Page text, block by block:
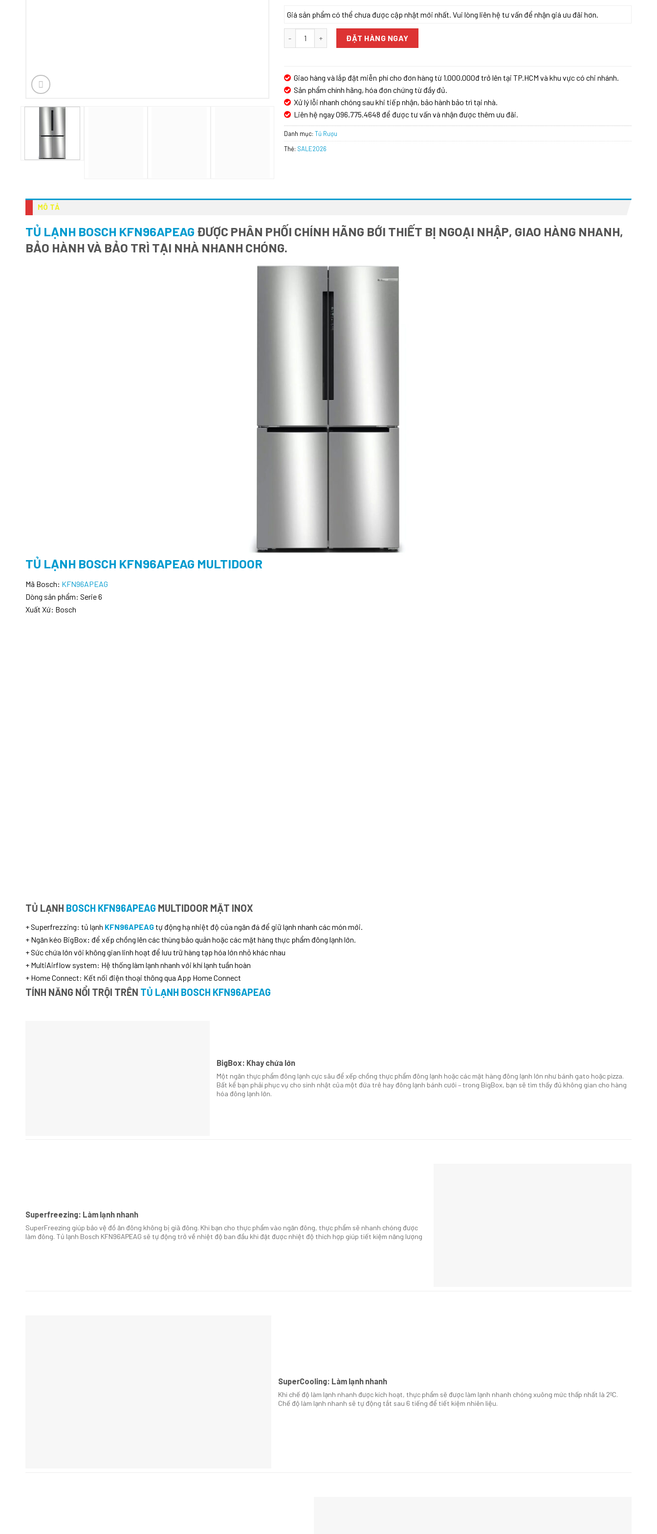
Giá sản phẩm có thể chưa được cập nhật mới nhất. Vui lòng liên hệ tư vấn để nhận giá ưu đãi hơn.
TỦ LẠNH BOSCH KFN96APEAG số lượng
ĐẶT HÀNG NGAY
Giao hàng và lắp đặt miễn phí cho đơn hàng từ 1.000.000đ trở lên tại TP.HCM và khu vực có chi nhánh.
Sản phẩm chính hãng, hóa đơn chứng từ đầy đủ.
Xử lý lỗi nhanh chóng sau khi tiếp nhận, bảo hành bảo trì tại nhà.
Liên hệ ngay 096.775.4648 để được tư vấn và nhận được thêm ưu đãi.
Danh mục:Tủ Rượu
Thẻ: SALE2026
MÔ TẢ
TỦ LẠNH BOSCH KFN96APEAG ĐƯỢC PHÂN PHỐI CHÍNH HÃNG BỚI THIẾT BỊ NGOẠI NHẬP, GIAO HÀNG NHANH,
BẢO HÀNH VÀ BẢO TRÌ TẠI NHÀ NHANH CHÓNG.
TỦ LẠNH BOSCH KFN96APEAG MULTIDOOR
Mã Bosch: KFN96APEAG
Dòng sản phẩm: Serie 6
Xuất Xứ: Bosch
TỦ LẠNH BOSCH KFN96APEAG MULTIDOOR MẶT INOX
+ Superfrezzing: tủ lạnh KFN96APEAGtự động hạ nhiệt độ của ngăn đá để giữ lạnh nhanh các món mới.
+ Ngăn kéo BigBox: để xếp chồng lên các thùng bảo quản hoặc các mặt hàng thực phẩm đông lạnh lớn.
+ Sức chứa lớn với không gian linh hoạt để lưu trữ hàng tạp hóa lớn nhỏ khác nhau
+ MultiAirflow system: Hệ thống làm lạnh nhanh với khí lạnh tuần hoàn
+ Home Connect: Kết nối điện thoại thông qua App Home Connect
TÍNH NĂNG NỔI TRỘI TRÊN TỦ LẠNH BOSCH KFN96APEAG
BigBox: Khay chứa lớn
Một ngăn thực phẩm đông lạnh cực sâu để xếp chồng thực phẩm đông lạnh hoặc các mặt hàng đông lạnh lớn như bánh gato hoặc pizza.
Bất kể bạn phải phục vụ cho sinh nhật của một đứa trẻ hay đông lạnh bánh cưới – trong BigBox, bạn sẽ tìm thấy đủ không gian cho hàng
hóa đông lạnh lớn.
Superfreezing: Làm lạnh nhanh
SuperFreezing giúp bảo vệ đồ ăn đông không bị giã đông. Khi bạn cho thực phẩm vào ngăn đông, thực phẩm sẽ nhanh chóng được
làm đông. Tủ lạnh Bosch KFN96APEAG sẽ tự động trở về nhiệt độ ban đầu khi đặt được nhiệt độ thích hợp giúp tiết kiệm năng lượng
SuperCooling: Làm lạnh nhanh
Khi chế độ làm lạnh nhanh được kích hoạt, thực phẩm sẽ được làm lạnh nhanh chóng xuông mức thấp nhất là 2ºC.
Chế độ làm lạnh nhanh sẽ tự động tắt sau 6 tiếng để tiết kiệm nhiên liệu.